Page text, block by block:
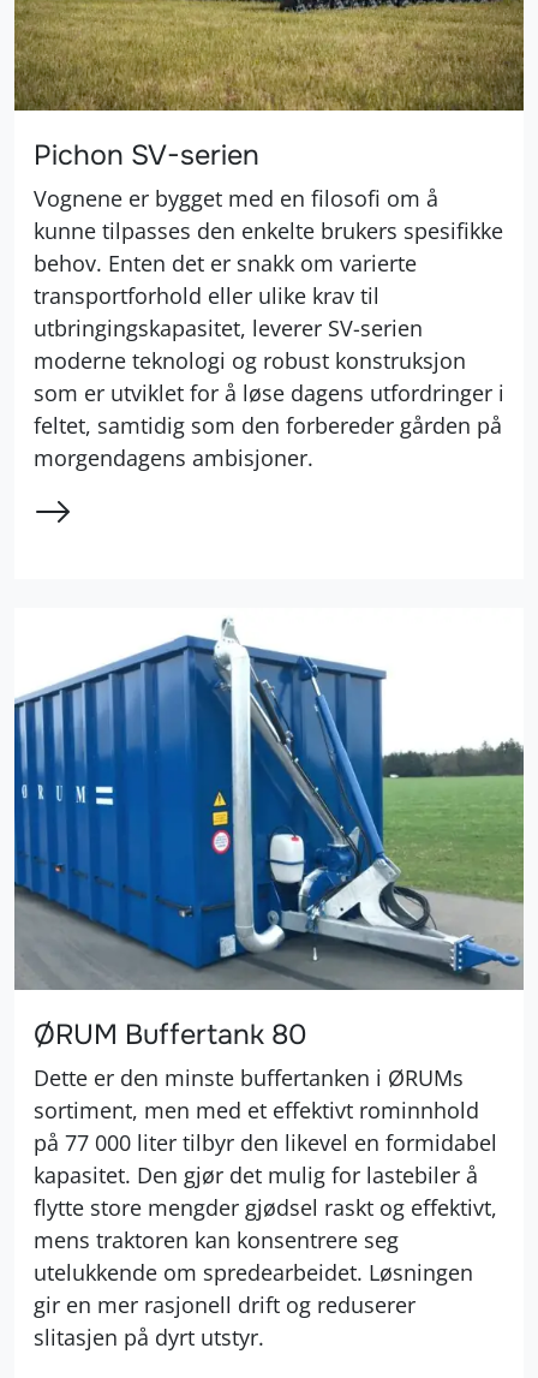
Pichon SV-serien
Vognene er bygget med en filosofi om å
kunne tilpasses den enkelte brukers spesifikke
behov. Enten det er snakk om varierte
transportforhold eller ulike krav til
utbringingskapasitet, leverer SV-serien
moderne teknologi og robust konstruksjon
som er utviklet for å løse dagens utfordringer i
feltet, samtidig som den forbereder gården på
morgendagens ambisjoner.
ØRUM Buffertank 80
Dette er den minste buffertanken i ØRUMs
sortiment, men med et effektivt rominnhold
på 77 000 liter tilbyr den likevel en formidabel
kapasitet. Den gjør det mulig for lastebiler å
flytte store mengder gjødsel raskt og effektivt,
mens traktoren kan konsentrere seg
utelukkende om spredearbeidet. Løsningen
gir en mer rasjonell drift og reduserer
slitasjen på dyrt utstyr.